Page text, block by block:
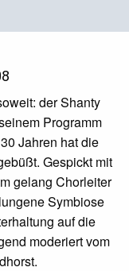
der Shanty
Programm
Jahren hat die
Gespickt mit
gelang Chorleiter
Symbiose
auf die
moderiert vom